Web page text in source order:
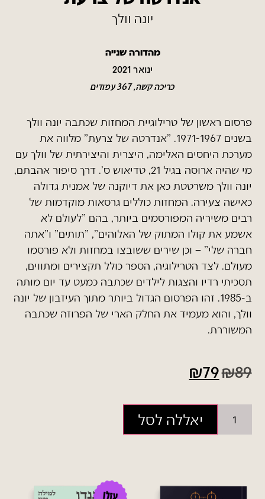
יונה וולך
מהדורה שנייה
ינואר 2021
כריכה קשה, 367 עמודים
פרסום ראשון של טרילוגיית המחזות שכתבה יונה וולך
בשנים 1971-1967. "אנדרטה של צרעת" מלווה את
מערכת היחסים האלימה, היצרית והיצירתית של וולך עם
מי שהיה ארוסה בגיל 21, טדיאוש ס'. דרך סיפור אהבתם,
יונה וולך משרטטת כאן את דיוקנה של אמנית גדולה
כאישה צעירה. המחזות כוללים גרסאות מוקדמות של
רבים משיריה המפורסמים ביותר, בהם "לעולם לא
אשמע את קולו המתוק של האלוהים", "תותים" ו"אתה
חברה שלי" – וכן שירים ששובצו במחזות ולא פורסמו
מעולם. לצד הטרילוגיה, הספר כולל תקצירים ומתווים,
תסכיתי רדיו והצגות לילדים שכתבה כמעט עד יום מותה
ב-1985. זהו הפרסום הגדול ביותר מתוך העיזבון של יונה
וולך, והוא מעמיד את החלק הארי של הפרוזה שכתבה
המשוררת.
₪89
₪79
יאללה לסל